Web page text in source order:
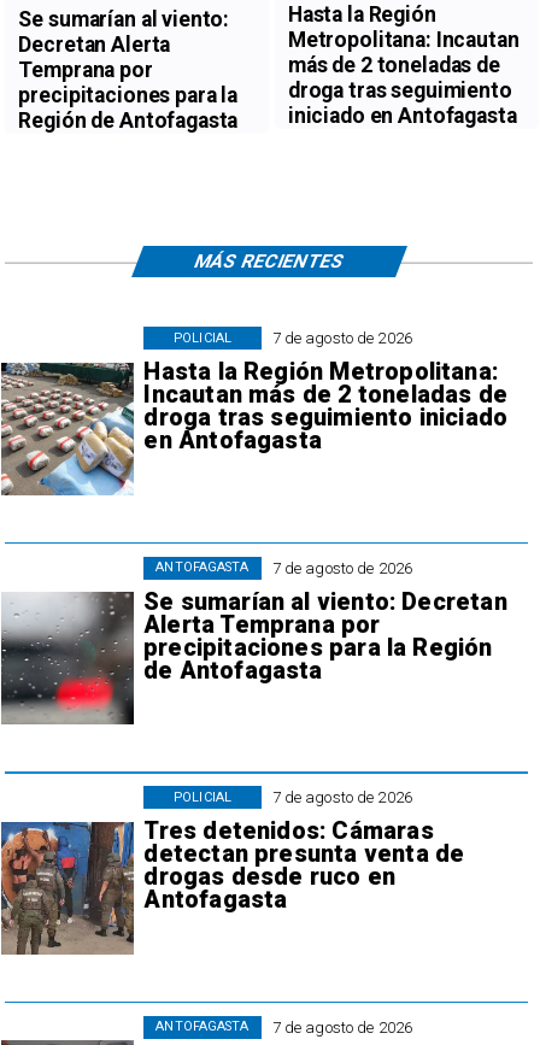
Se sumarían al viento:
Decretan Alerta
Temprana por
precipitaciones para la
Región de Antofagasta
Hasta la Región
Metropolitana: Incautan
más de 2 toneladas de
droga tras seguimiento
iniciado en Antofagasta
7 de agosto de 2026
Hasta la Región Metropolitana:
Incautan más de 2 toneladas de
droga tras seguimiento iniciado
en Antofagasta
POLICIAL
7 de agosto de 2026
Se sumarían al viento: Decretan
Alerta Temprana por
precipitaciones para la Región
de Antofagasta
ANTOFAGASTA
7 de agosto de 2026
Tres detenidos: Cámaras
detectan presunta venta de
drogas desde ruco en
Antofagasta
POLICIAL
7 de agosto de 2026
ANTOFAGASTA
MÁS RECIENTES